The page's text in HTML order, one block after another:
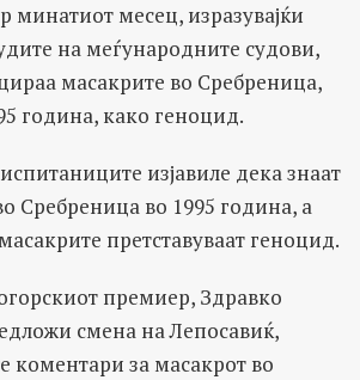
минатиот месец, изразувајќи
на меѓународните судови,
масакрите во Сребреница,
година, како геноцид.
изјавиле дека знаат
Сребреница во 1995 година, а
претставуваат геноцид.
премиер, Здравко
смена на Лепосавиќ,
коментари за масакрот во